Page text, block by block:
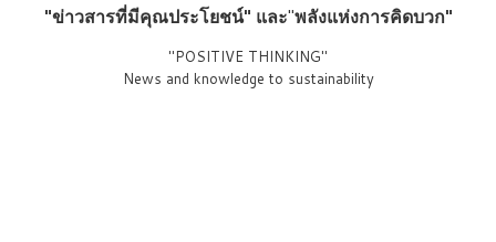
"ข่าวสารที่มีคุณประโยชน์" และ"พลังแห่งการคิดบวก"
"POSITIVE THINKING"
News and knowledge to sustainability